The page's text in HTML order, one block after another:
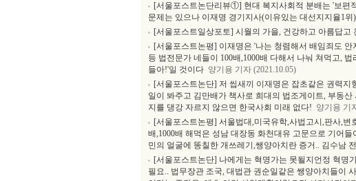
[서울포스트논단리뷰①] 현대 복지사회적 분배는 '보편
문제는 있으나 이재명 경기지사(이유있는 대선지지율1위
[서울포스트일상포토] 시월의 가을, 건강하고 아름답고
[서울포스트논평] 이재명은 '나는 청렴해서 배임죄도
등 법전문가 네들이 100배,1000배 다해서 나눠 쳐먹고,
들아!'일 것이다 양기용 기자 (2021.10.05)
[서울포스트논단] 저 씹새끼 이재명은 잡초같은 권력
일이 봐주고 김만배가 책사로 희대의 법조게이트, 부동
지를 댕강 자르지 않으면 한국사회 미래 없다! 양기용 기
[서울포스트논평] 서울법대,미국유학,사법고시,판사,
배,1000배 해먹은 성남 대장동 화천대유 고문으로 기어
민의 얼굴에 똥칠한 개쓰레기,쌩양아치란 증거.. 김수남
[서울포스트논단] 나에게는 혁명가는 못될지언정 혁명
필요.. 법무장관 조국, 대법관 권순일같은 쌩양아치들이